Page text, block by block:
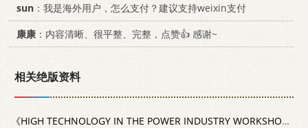
sun ：我是海外用户，怎么支付？建议支持weixin支付
康康 ：内容清晰、很平整、完整，点赞👍 感谢~
相关绝版资料
《HIGH TECHNOLOGY IN THE POWER INDUSTRY WORKSHOP ON POWER TECHNOLOGY IN THE 1990'S》